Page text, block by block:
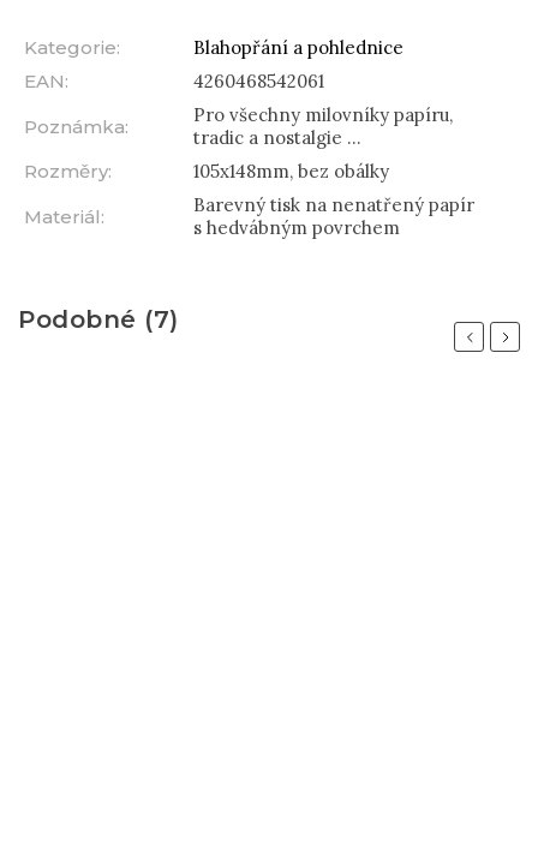
Kategorie:
Blahopřání a pohlednice
EAN:
4260468542061
Poznámka:
Pro všechny milovníky papíru,
tradic a nostalgie ...
Rozměry:
105x148mm, bez obálky
Materiál:
Barevný tisk na nenatřený papír
s hedvábným povrchem
Podobné (7)
Previous
Next